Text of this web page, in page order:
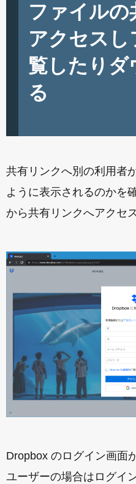
ファイルの
アクセスし
覧したりダ
る
共有リンクへ別の利用者
ように表示されるのかを
から共有リンクへアクセ
Dropbox のログイン画面
ユーザーの場合はログイ